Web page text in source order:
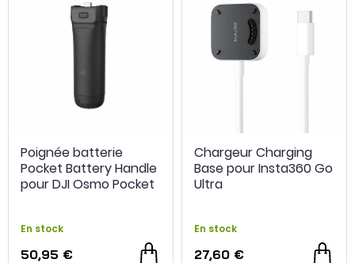
Poignée batterie
Pocket Battery Handle
pour DJI Osmo Pocket
En stock
50,95 €
Chargeur Charging
Base pour Insta360 Go
Ultra
En stock
27,60 €